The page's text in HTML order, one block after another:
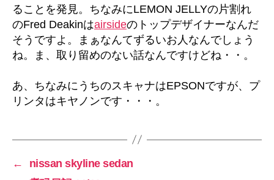
ることを発見。ちなみにLEMON JELLYの片割れ
のFred Deakinはairsideのトップデザイナーなんだ
そうですよ。まぁなんてずるいお人なんでしょう
ね。ま、取り留めのない話なんですけどね・・。
あ、ちなみにうちのスキャナはEPSONですが、プ
リンタはキヤノンです・・・。
←
nissan skyline sedan